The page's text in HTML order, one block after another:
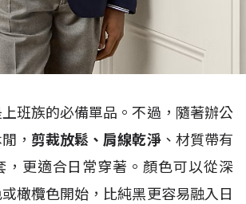
班族的必備單品。不過，隨著辦公
， 剪裁放鬆、肩線乾淨、材質帶有
，更適合日常穿著。顏色可以從深
橄欖色開始，比純黑更容易融入日